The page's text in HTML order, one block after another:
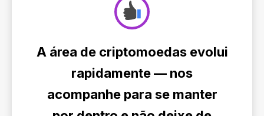
A área de criptomoedas evolui
rapidamente — nos
acompanhe para se manter